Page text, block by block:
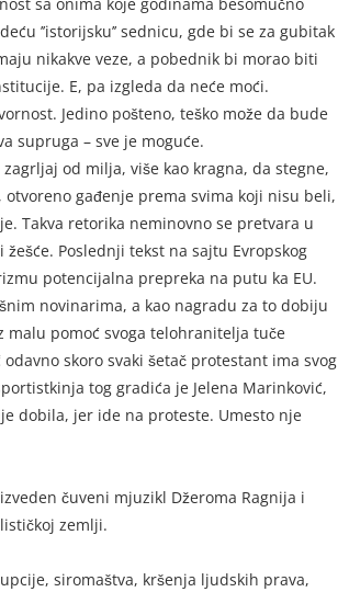
sa onima koje godinama besomučno
’’istorijsku’’ sednicu, gde bi se za gubitak
nikakve veze, a pobednik bi morao biti
E, pa izgleda da neće moći.
Jedino pošteno, teško može da bude
supruga – sve je moguće.
od milja, više kao kragna, da stegne,
gađenje prema svima koji nisu beli,
Takva retorika neminovno se pretvara u
Poslednji tekst na sajtu Evropskog
potencijalna prepreka na putu ka EU.
novinarima, a kao nagradu za to dobiju
pomoć svoga telohranitelja tuče
skoro svaki šetač protestant ima svog
tog gradića je Jelena Marinković,
dobila, jer ide na proteste. Umesto nje
čuveni mjuzikl Džeroma Ragnija i
zemlji.
siromaštva, kršenja ljudskih prava,